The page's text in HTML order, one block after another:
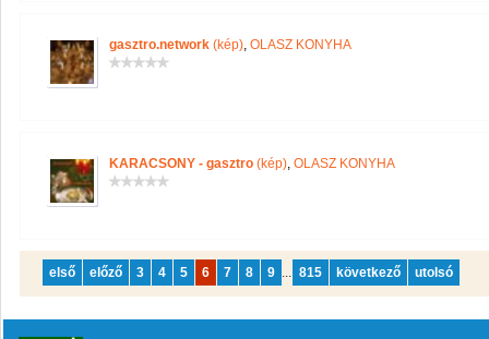
gasztro.network (kép), OLASZ KONYHA
KARACSONY - gasztro (kép), OLASZ KONYHA
első előző 3 4 5 6 7 8 9 ... 815 következő utolsó